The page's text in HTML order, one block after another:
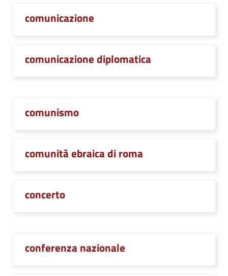
comunicazione
comunicazione diplomatica
comunismo
comunità ebraica di roma
concerto
conferenza nazionale